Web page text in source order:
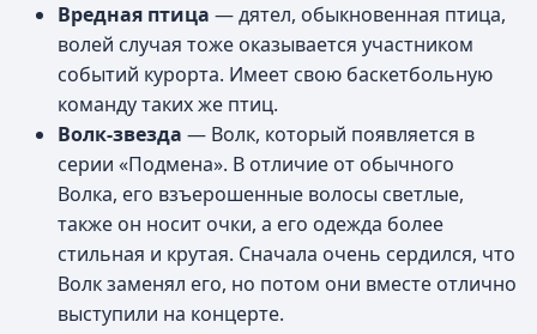
Вредная птица — дятел, обыкновенная птица,
волей случая тоже оказывается участником
событий курорта. Имеет свою баскетбольную
команду таких же птиц.
Волк-звезда — Волк, который появляется в
серии «Подмена». В отличие от обычного
Волка, его взъерошенные волосы светлые,
также он носит очки, а его одежда более
стильная и крутая. Сначала очень сердился, что
Волк заменял его, но потом они вместе отлично
выступили на концерте.